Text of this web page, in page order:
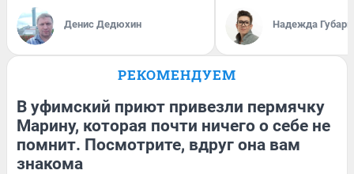
Денис Дедюхин Надежда Губарь
РЕКОМЕНДУЕМ
В уфимский приют привезли пермячку
Марину, которая почти ничего о себе не
помнит. Посмотрите, вдруг она вам
знакома